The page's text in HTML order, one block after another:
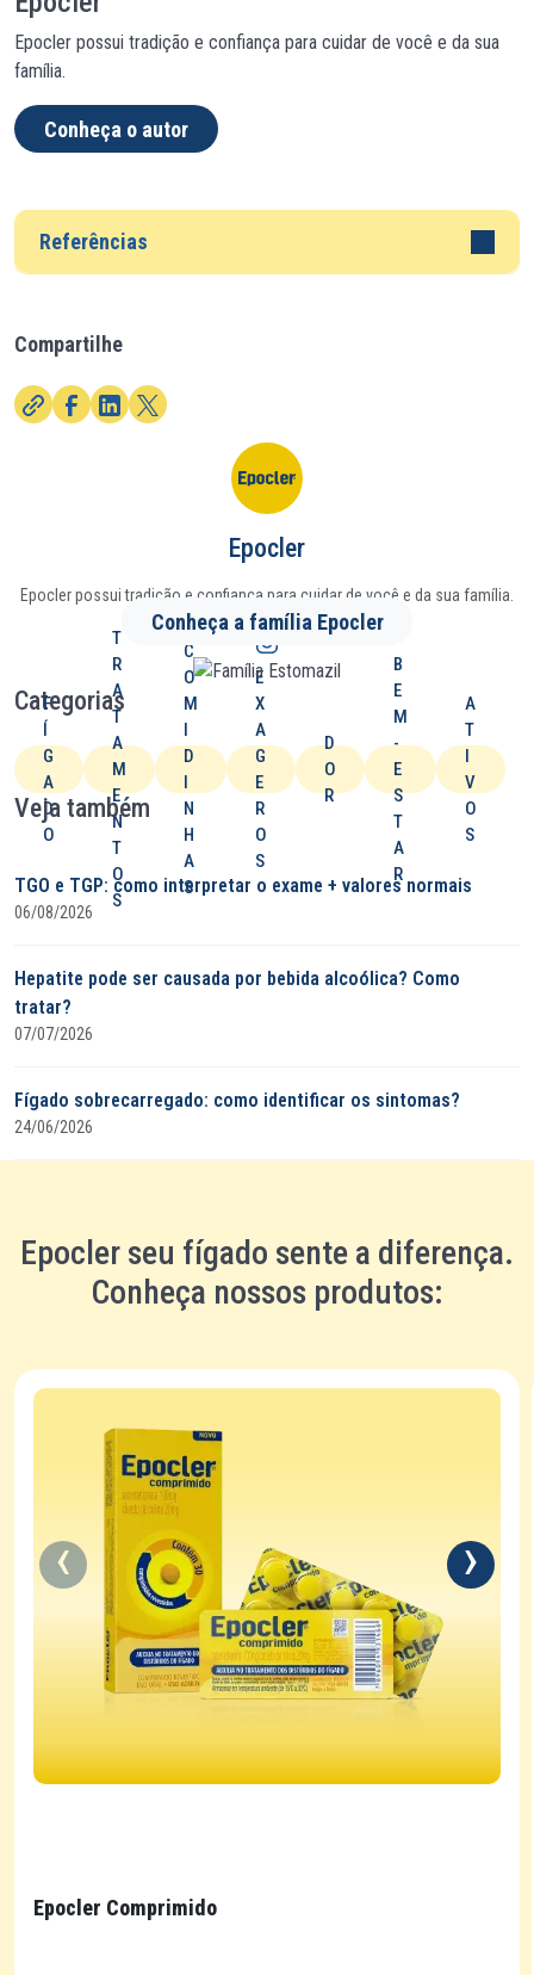
Epocler possui tradição e confiança para cuidar de você e da sua
família.
Conheça o autor
Referências
Compartilhe
Epocler
Epocler possui tradição e confiança para cuidar de você e da sua família.
Conheça a família Epocler
Categorias
F
Í
G
A
D
O
T
R
A
T
A
M
E
N
T
O
S
C
O
M
I
D
I
N
H
A
S
E
X
A
G
E
R
O
S
D
O
R
B
E
M
-
E
S
T
A
R
A
T
I
V
O
S
Veja também
TGO e TGP: como interpretar o exame + valores normais
06/08/2026
Hepatite pode ser causada por bebida alcoólica? Como
tratar?
07/07/2026
Fígado sobrecarregado: como identificar os sintomas?
24/06/2026
Epocler seu fígado sente a diferença.
Conheça nossos produtos:
Epocler Comprimido